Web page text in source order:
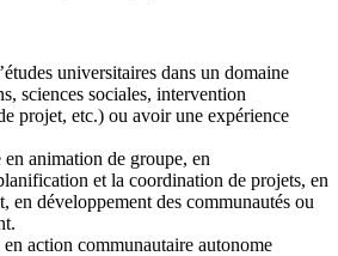
universitaires dans un domaine
sciences sociales, intervention
projet, etc.) ou avoir une expérience
animation de groupe, en
et la coordination de projets, en
en développement des communautés ou
action communautaire autonome